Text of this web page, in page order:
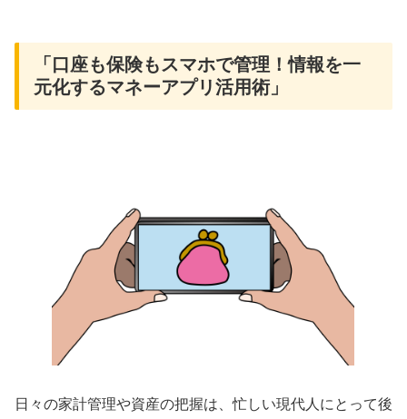
「口座も保険もスマホで管理！情報を一
元化するマネーアプリ活用術」
日々の家計管理や資産の把握は、忙しい現代人にとって後